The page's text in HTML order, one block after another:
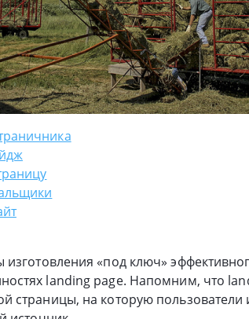
изготовления «под ключ»
landing page. Напомним, что
страницы, на которую пользователи